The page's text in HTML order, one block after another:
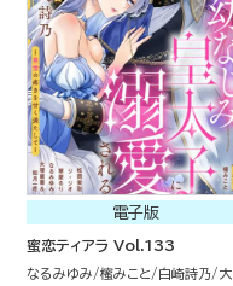
電子版
蜜恋ティアラ Vol.133
なるみゆみ 櫁みこと 白崎詩乃
大